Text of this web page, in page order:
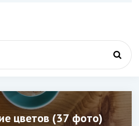
цветов (37 фото)